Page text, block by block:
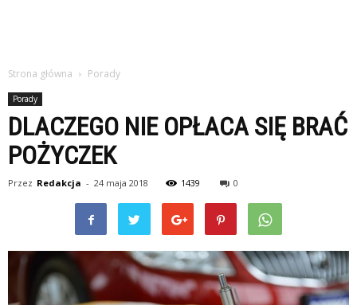
Strona główna Porady
Porady
DLACZEGO NIE OPŁACA SIĘ BRAĆ
POŻYCZEK
Przez Redakcja - 24 maja 2018 1439 0